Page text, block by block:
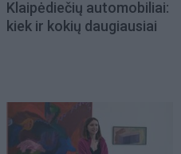
Klaipėdiečių automobiliai:
kiek ir kokių daugiausiai